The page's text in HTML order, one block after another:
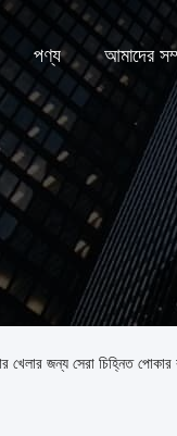
পণ্য আমাদের
খেলার জন্য সেরা চিহ্নিত পোকার